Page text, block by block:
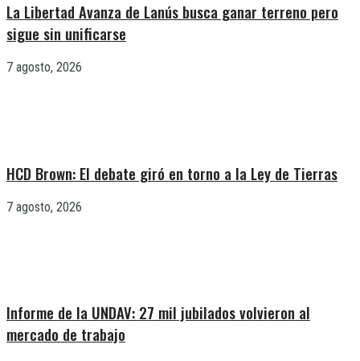
La Libertad Avanza de Lanús busca ganar terreno pero
sigue sin unificarse
7 agosto, 2026
HCD Brown: El debate giró en torno a la Ley de Tierras
7 agosto, 2026
Informe de la UNDAV: 27 mil jubilados volvieron al
mercado de trabajo